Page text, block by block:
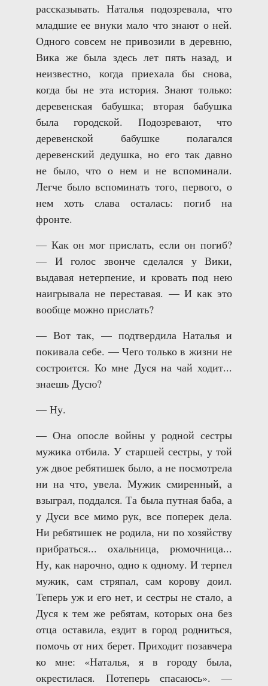
рассказывать. Наталья подозревала, что
младшие ее внуки мало что знают о ней.
Одного совсем не привозили в деревню,
Вика же была здесь лет пять назад, и
неизвестно, когда приехала бы снова,
когда бы не эта история. Знают только:
деревенская бабушка; вторая бабушка
была городской. Подозревают, что
деревенской бабушке полагался
деревенский дедушка, но его так давно
не было, что о нем и не вспоминали.
Легче было вспоминать того, первого, о
нем хоть слава осталась: погиб на
фронте.
— Как он мог прислать, если он погиб?
— И голос звонче сделался у Вики,
выдавая нетерпение, и кровать под нею
наигрывала не переставая. — И как это
вообще можно прислать?
— Вот так, — подтвердила Наталья и
покивала себе. — Чего только в жизни не
состроится. Ко мне Дуся на чай ходит...
знаешь Дусю?
— Ну.
— Она опосле войны у родной сестры
мужика отбила. У старшей сестры, у той
уж двое ребятишек было, а не посмотрела
ни на что, увела. Мужик смиренный, а
взыграл, поддался. Та была путная баба, а
у Дуси все мимо рук, все поперек дела.
Ни ребятишек не родила, ни по хозяйству
прибраться... охальница, рюмочница...
Ну, как нарочно, одно к одному. И терпел
мужик, сам стряпал, сам корову доил.
Теперь уж и его нет, и сестры не стало, а
Дуся к тем же ребятам, которых она без
отца оставила, ездит в город родниться,
помочь от них берет. Приходит позавчера
ко мне: «Наталья, я в городу была,
окрестилася. Потеперь спасаюсь». —